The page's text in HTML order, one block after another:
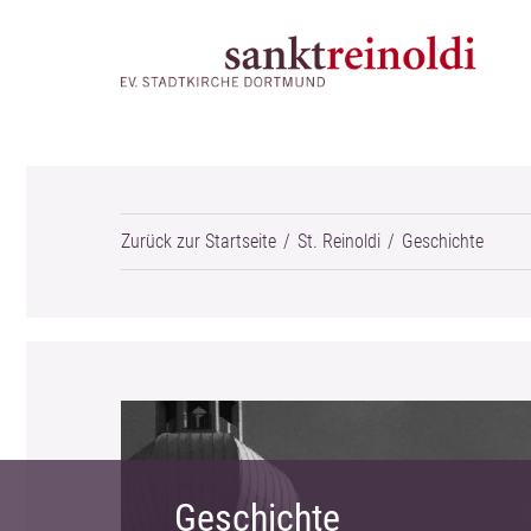
Zurück zur Startseite St. Reinoldi Geschichte
Geschichte